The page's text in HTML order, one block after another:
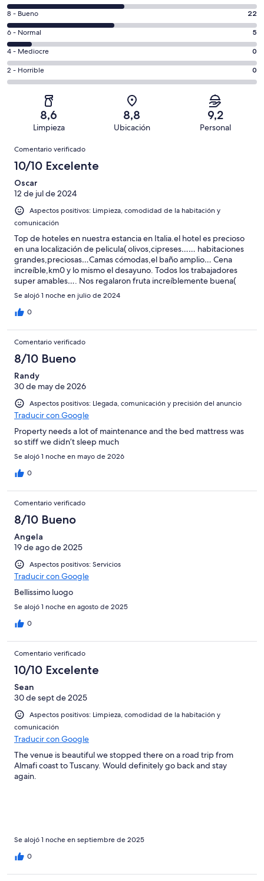
comentarios
de
un
total
de
51
con
puntuación
22
comentarios
de
un
total
de
51
puntuación
Bueno
8 - Bueno 22
5
comentarios
de
un
total
puntuación
Normal
6 - Normal 5
0
comentarios
de
una
puntuación
Mediocre
4 - Mediocre 0
0
comentarios
una
puntuación
de
2 - Horrible 0
8,6
Limpieza
8,8
Ubicación
9,2
Personal
Comentarios
Comentario verificado
10/10 Excelente
Oscar
12 de jul de 2024
Aspectos positivos: Limpieza, comodidad de la habitación y
comunicación
Top de hoteles en nuestra estancia en Italia.el hotel es precioso
en una localización de pelicula( olivos,cipreses…… habitaciones
grandes,preciosas…Camas cómodas,el baño amplio… Cena
increíble,km0 y lo mismo el desayuno. Todos los trabajadores
super amables…. Nos regalaron fruta increíblemente buena(
bio)cultivada por ellos….. Repetiremos .. Gracias por vuestra
amabilidad.
Se alojó 1 noche en julio de 2024
0
Comentario verificado
8/10 Bueno
Randy
30 de may de 2026
Aspectos positivos: Llegada, comunicación y precisión del anuncio
Traducir con Google
Property needs a lot of maintenance and the bed mattress was
so stiff we didn’t sleep much
Se alojó 1 noche en mayo de 2026
0
Comentario verificado
8/10 Bueno
Angela
19 de ago de 2025
Aspectos positivos: Servicios
Traducir con Google
Bellissimo luogo
Se alojó 1 noche en agosto de 2025
0
Comentario verificado
10/10 Excelente
Sean
30 de sept de 2025
Aspectos positivos: Limpieza, comodidad de la habitación y
comunicación
Traducir con Google
The venue is beautiful we stopped there on a road trip from
Almafi coast to Tuscany. Would definitely go back and stay
again.
Se alojó 1 noche en septiembre de 2025
0